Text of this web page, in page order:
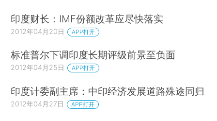
印度财长：IMF份额改革应尽快落实
2012年04月20日 APP打开
标准普尔下调印度长期评级前景至负面
2012年04月25日 APP打开
印度计委副主席：中印经济发展道路殊途同归
2012年04月27日 APP打开